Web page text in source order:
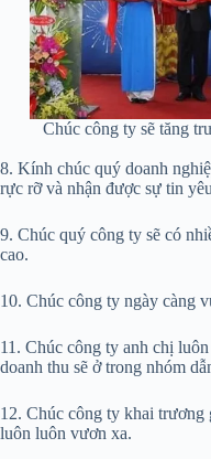
Chúc công ty sẽ tăng
8. Kính chúc quý doanh
rực rỡ và nhận được sự tin
9. Chúc quý công ty sẽ có
cao.
10. Chúc công ty ngày càng
11. Chúc công ty anh chị
doanh thu sẽ ở trong nhóm
12. Chúc công ty khai trương
luôn luôn vươn xa.